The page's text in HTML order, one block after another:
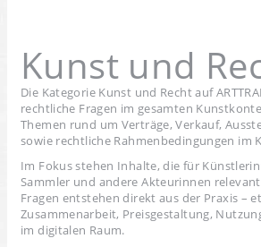
Kunst und
Die Kategorie Kunst und Recht auf
rechtliche Fragen im gesamten
Themen rund um Verträge, Verkauf,
sowie rechtliche Rahmenbedingungen im
Im Fokus stehen Inhalte, die für
Sammler und andere Akteurinnen
Fragen entstehen direkt aus der Praxis –
Zusammenarbeit, Preisgestaltung,
im digitalen Raum.